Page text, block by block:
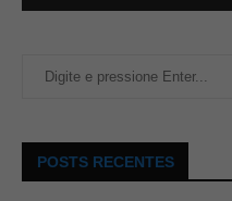
POSTS RECENTES